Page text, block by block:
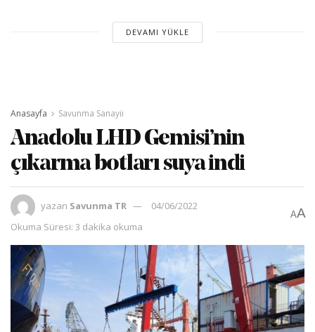
DEVAMI YÜKLE
Anasayfa Savunma Sanayii
Anadolu LHD Gemisi’nin
çıkarma botları suya indi
yazan Savunma TR
04/06/2022
Okuma Süresi: 3 dakika okuma
AA